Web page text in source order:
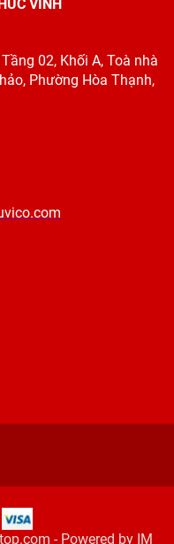
VINH
02, Khối A, Toà nhà
Phường Hòa Thạnh,
- Powered by IM